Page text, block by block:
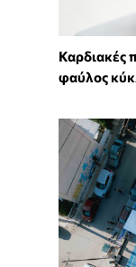
Καρδιακές
φαύλος